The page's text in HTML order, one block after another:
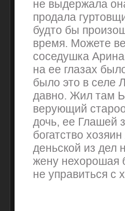
не выдержала
продала
будто бы
время. Можете
соседушка
на ее глазах
было это в селе
давно. Жил там Ь
верующий
дочь, ее Глашей
богатство
деньской из дел
жену нехорошая
не управиться с